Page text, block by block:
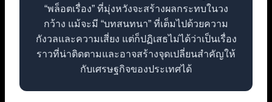
“พล็อตเรื่อง” ที่มุ่งหวังจะสร้างผลกระทบในวง
กว้าง แม้จะมี “บทสนทนา” ที่เต็มไปด้วยความ
กังวลและความเสี่ยง แต่ก็ปฏิเสธไม่ได้ว่าเป็นเรื่อง
ราวที่น่าติดตามและอาจสร้างจุดเปลี่ยนสำคัญให้
กับเศรษฐกิจของประเทศได้